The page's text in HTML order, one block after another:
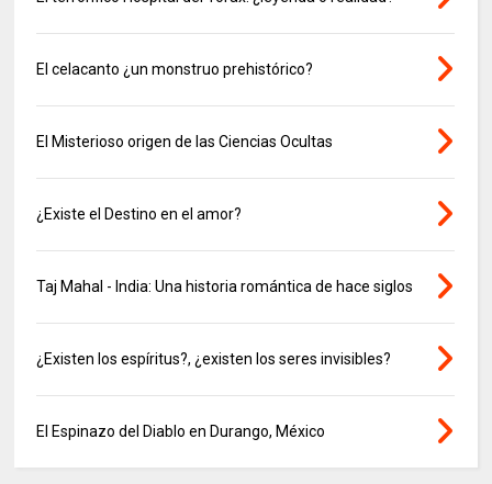
El celacanto ¿un monstruo prehistórico?
El Misterioso origen de las Ciencias Ocultas
¿Existe el Destino en el amor?
Taj Mahal - India: Una historia romántica de hace siglos
¿Existen los espíritus?, ¿existen los seres invisibles?
El Espinazo del Diablo en Durango, México